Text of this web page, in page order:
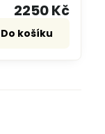
2250 Kč
Do košíku